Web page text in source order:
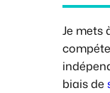
Je mets
biais de